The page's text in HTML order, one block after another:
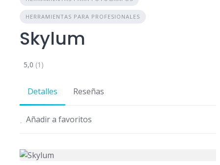
HERRAMIENTAS PARA PROFESIONALES
Skylum
5,0 (1)
Detalles Reseñas
Añadir a favoritos